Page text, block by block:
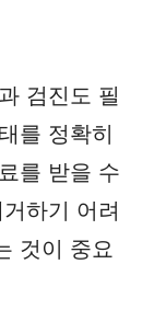
검진도 필
를 정확히
를 받을 수
하기 어려
것이 중요